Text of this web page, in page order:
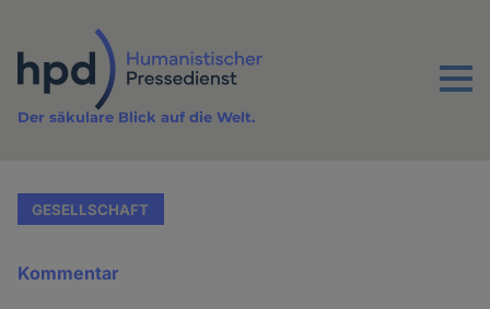
Inhalt
Menu
Der säkulare Blick auf die Welt.
GESELLSCHAFT
Kommentar